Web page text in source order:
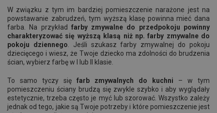
W związku z tym im bardziej pomieszczenie narażone jest na
powstawanie zabrudzeń, tym wyższą klasę powinna mieć dana
farba. Na przykład farby zmywalne do przedpokoju powinny
charakteryzować się wyższą klasą niż np. farby zmywalne do
pokoju dziennego . Jeśli szukasz farby zmywalnej do pokoju
dziecięcego i wiesz, że Twoje dziecko ma zdolności do brudzenia
ścian, wybierz farbę w I lub II klasie.
To samo tyczy się farb zmywalnych do kuchni – w tym
pomieszczeniu ściany brudzą się zwykle szybko i aby wyglądały
estetycznie, trzeba często je myć lub szorować. Wszystko zależy
jednak od tego, jakie są Twoje potrzeby i które pomieszczenie jest